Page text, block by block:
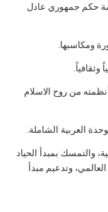
ﺣﻜﻢ ﺟﻤﻬﻮﺭﻱ ﻋﺎﺩﻝ
ﻭﻣﻜﺎﺳﺒﻬﺎ.
ﻣﻦ ﺭﻭﺡ ﺍﻻﺳﻼﻡ
ﺍﻟﻌﺮﺑﻴﺔ ﺍﻟﺸﺎﻣﻠﺔ.
ﻭﺍﻟﺘﻤﺴﻚ ﺑﻤﺒﺪﺃ ﺍﻟﺤﻴﺎﺩ
ﻭﺗﺪﻋﻴﻢ ﻣﺒﺪﺃ